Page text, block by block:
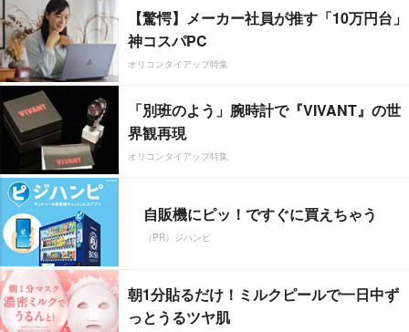
【驚愕】メーカー社員が推す「10万円台」
神コスパPC
オリコンタイアップ特集
「別班のよう」腕時計で『VIVANT』の世
界観再現
オリコンタイアップ特集
自販機にピッ！ですぐに買えちゃう
（PR）ジハンピ
朝1分貼るだけ！ミルクピールで一日中ず
っとうるツヤ肌